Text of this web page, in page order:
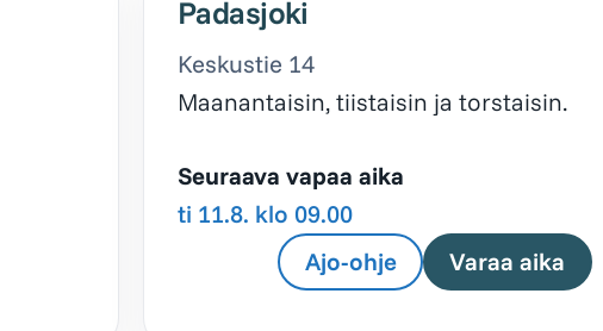
Padasjoki
Keskustie 14
Maanantaisin, tiistaisin ja torstaisin.
Seuraava vapaa aika
ti 11.8. klo 09.00
Ajo-ohje
Varaa aika